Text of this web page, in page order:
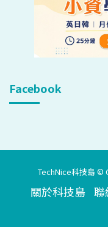
Facebook
TechNice科技島 ©
關於科技島 聯